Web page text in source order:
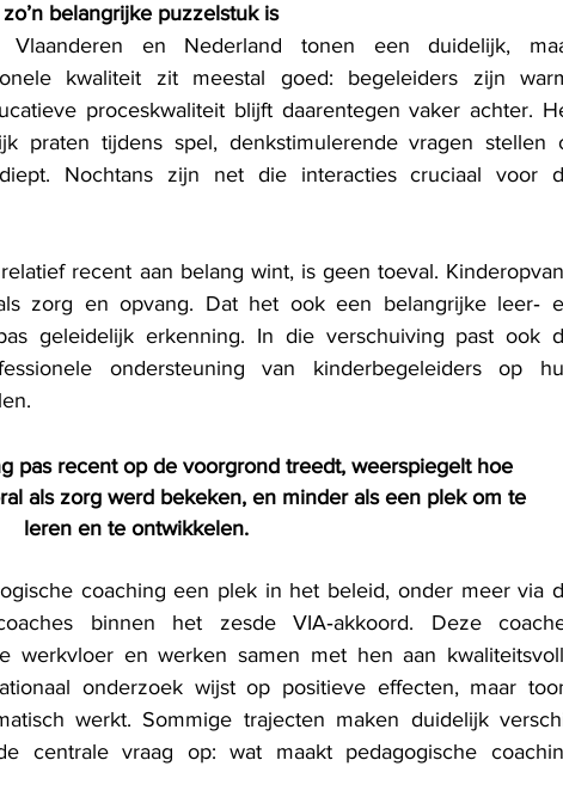
belangrijke puzzelstuk is
Vlaanderen en Nederland tonen een duidelijk,
kwaliteit zit meestal goed: begeleiders zijn
proceskwaliteit blijft daarentegen vaker achter.
praten tijdens spel, denkstimulerende vragen stellen
Nochtans zijn net die interacties cruciaal voor
recent aan belang wint, is geen toeval.
zorg en opvang. Dat het ook een belangrijke leer‑
geleidelijk erkenning. In die verschuiving past ook
ondersteuning van kinderbegeleiders op
pas recent op de voorgrond treedt, weerspiegelt hoe
als zorg werd bekeken, en minder als een plek om te
leren en te ontwikkelen.
coaching een plek in het beleid, onder meer via
binnen het zesde VIA‑akkoord. Deze
werkvloer en werken samen met hen aan
onderzoek wijst op positieve effecten, maar
werkt. Sommige trajecten maken duidelijk
centrale vraag op: wat maakt pedagogische